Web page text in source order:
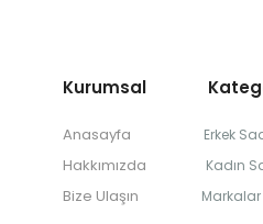
Kurumsal
Anasayfa Erkek
Hakkımızda Kadın
Bize Ulaşın Markalar